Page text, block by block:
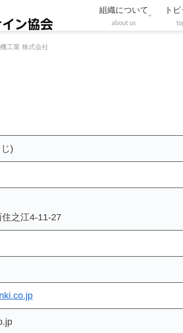
組織について
about us
ト
工業 株式会社
)
之江4-11-27